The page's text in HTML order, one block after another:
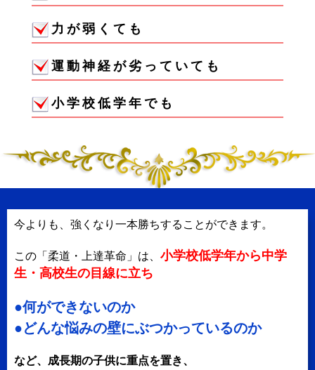
力が弱くても
運動神経が劣っていても
小学校低学年でも
今よりも、強くなり一本勝ちすることができます。
この「柔道・上達革命」は、 小学校低学年から中学
生・高校生の目線に立ち
●何ができないのか
●どんな悩みの壁にぶつかっているのか
など、成長期の子供に重点を置き、